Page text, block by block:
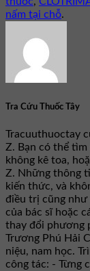
nấm tại chỗ.
Tra Cứu Thuốc Tây
Tracuuthuoctay
Z. Bạn có thể
không kê toa,
Z. Những thông
kiến thức, và
điều trị cũng như
của bác sĩ hoặc
thay đổi phương
Trương Phú Hải
niệu, nam học.
công tác: - Từng